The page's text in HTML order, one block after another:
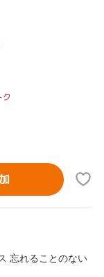
忘れることのない